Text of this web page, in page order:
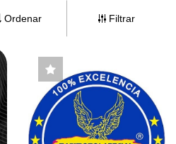
Ordenar Filtrar